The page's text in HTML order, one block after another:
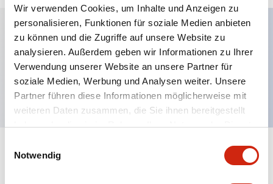
Wir verwenden Cookies, um Inhalte und Anzeigen zu
personalisieren, Funktionen für soziale Medien anbieten
zu können und die Zugriffe auf unsere Website zu
analysieren. Außerdem geben wir Informationen zu Ihrer
Verwendung unserer Website an unsere Partner für
soziale Medien, Werbung und Analysen weiter. Unsere
Partner führen diese Informationen möglicherweise mit
weiteren Daten zusammen, die Sie ihnen bereitgestellt
haben oder die sie im Rahmen Ihrer Nutzung der Dienste
Notwendig
Hauptmerkmale
Metallrahmen-Netzteil, 15W, 12VDC Ausgang
Spezifikationen Alle erweitern +